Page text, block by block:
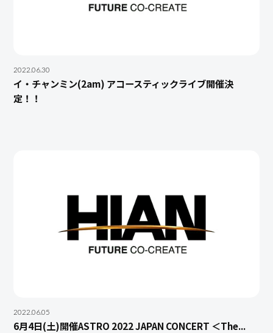
2022.06.30
イ・チャンミン(2am) アコースティックライブ開催決
定！！
2022.06.05
6月4日(土)開催ASTRO 2022 JAPAN CONCERT ＜The...